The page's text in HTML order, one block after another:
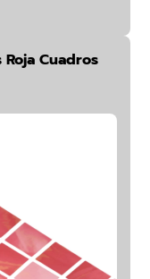
Cuadros